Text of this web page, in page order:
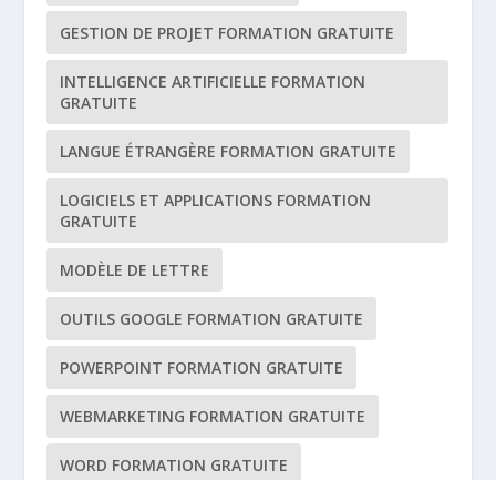
GESTION DE PROJET FORMATION GRATUITE
INTELLIGENCE ARTIFICIELLE FORMATION
GRATUITE
LANGUE ÉTRANGÈRE FORMATION GRATUITE
LOGICIELS ET APPLICATIONS FORMATION
GRATUITE
MODÈLE DE LETTRE
OUTILS GOOGLE FORMATION GRATUITE
POWERPOINT FORMATION GRATUITE
WEBMARKETING FORMATION GRATUITE
WORD FORMATION GRATUITE